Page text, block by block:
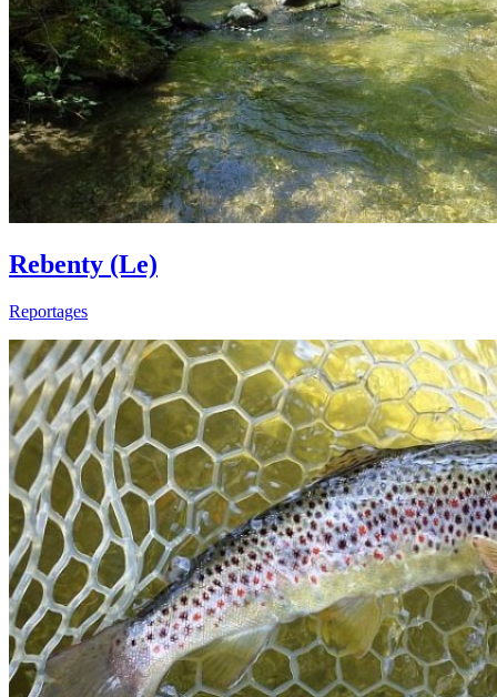
Rebenty (Le)
Reportages